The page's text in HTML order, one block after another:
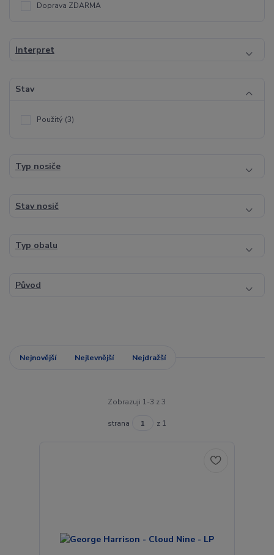
Doprava ZDARMA
Interpret
Stav
Použitý (3)
Typ nosiče
Stav nosič
Typ obalu
Původ
Nejnovější Nejlevnější Nejdražší
Zobrazuji 1-3 z 3
strana z 1